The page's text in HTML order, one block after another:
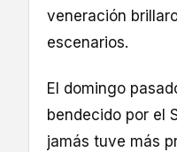
veneración
escenarios.
El domingo
bendecido por el
jamás tuve más